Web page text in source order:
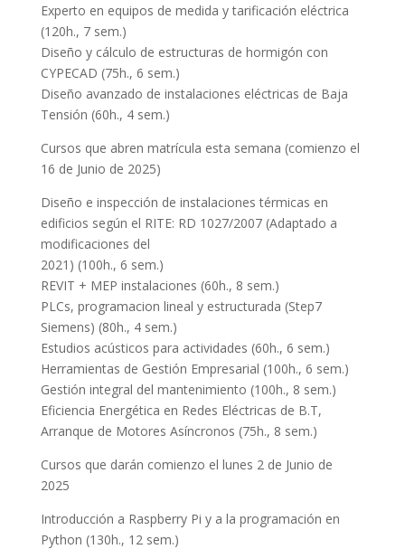
Experto en equipos de medida y tarificación eléctrica
(120h., 7 sem.)
Diseño y cálculo de estructuras de hormigón con
CYPECAD (75h., 6 sem.)
Diseño avanzado de instalaciones eléctricas de Baja
Tensión (60h., 4 sem.)
Cursos que abren matrícula esta semana (comienzo el
16 de Junio de 2025)
Diseño e inspección de instalaciones térmicas en
edificios según el RITE: RD 1027/2007 (Adaptado a
modificaciones del
2021) (100h., 6 sem.)
REVIT + MEP instalaciones (60h., 8 sem.)
PLCs, programacion lineal y estructurada (Step7
Siemens) (80h., 4 sem.)
Estudios acústicos para actividades (60h., 6 sem.)
Herramientas de Gestión Empresarial (100h., 6 sem.)
Gestión integral del mantenimiento (100h., 8 sem.)
Eficiencia Energética en Redes Eléctricas de B.T,
Arranque de Motores Asíncronos (75h., 8 sem.)
Cursos que darán comienzo el lunes 2 de Junio de
2025
Introducción a Raspberry Pi y a la programación en
Python (130h., 12 sem.)